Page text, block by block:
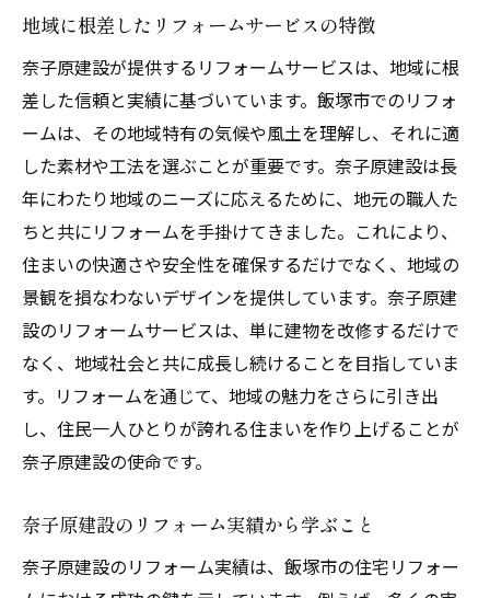
地域に根差したリフォームサービスの特徴
奈子原建設が提供するリフォームサービスは、地域に根
差した信頼と実績に基づいています。飯塚市でのリフォ
ームは、その地域特有の気候や風土を理解し、それに適
した素材や工法を選ぶことが重要です。奈子原建設は長
年にわたり地域のニーズに応えるために、地元の職人た
ちと共にリフォームを手掛けてきました。これにより、
住まいの快適さや安全性を確保するだけでなく、地域の
景観を損なわないデザインを提供しています。奈子原建
設のリフォームサービスは、単に建物を改修するだけで
なく、地域社会と共に成長し続けることを目指していま
す。リフォームを通じて、地域の魅力をさらに引き出
し、住民一人ひとりが誇れる住まいを作り上げることが
奈子原建設の使命です。
奈子原建設のリフォーム実績から学ぶこと
奈子原建設のリフォーム実績は、飯塚市の住宅リフォー